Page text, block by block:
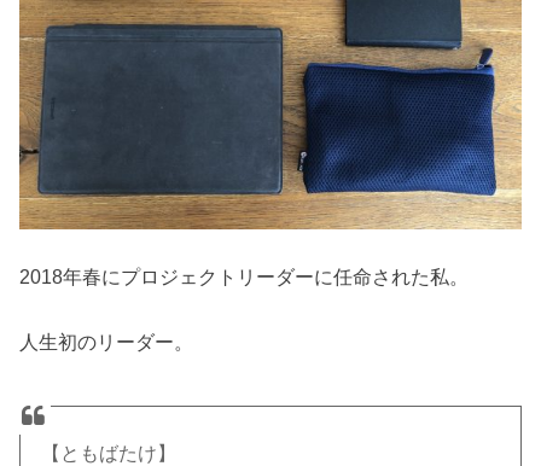
2018年春にプロジェクトリーダーに任命された私。
人生初のリーダー。
【ともばたけ】